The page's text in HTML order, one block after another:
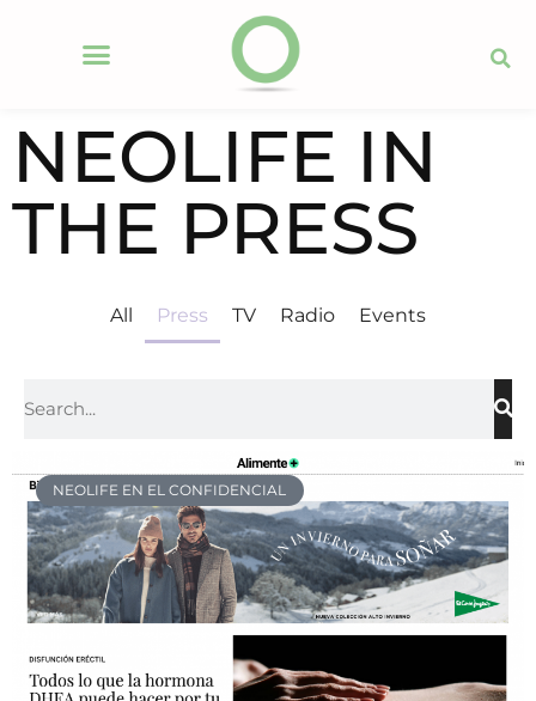
NEOLIFE IN
THE PRESS
All Press TV Radio Events
NEOLIFE EN EL CONFIDENCIAL